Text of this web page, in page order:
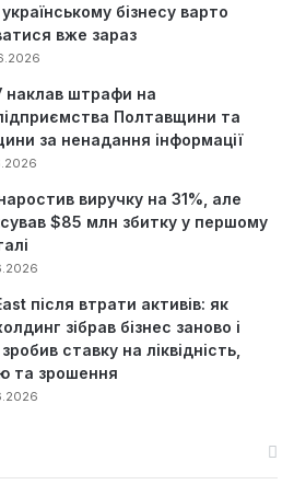
бізнесу варто
вже зараз
штрафи на
Полтавщини та
за ненадання інформації
виручку на 31%, але
$85 млн збитку у першому
після втрати активів: як
зібрав бізнес заново і
ставку на ліквідність,
та зрошення